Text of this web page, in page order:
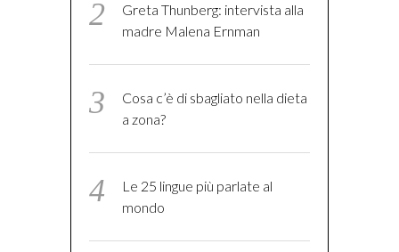
Greta Thunberg: intervista alla
madre Malena Ernman
Cosa c’è di sbagliato nella dieta
a zona?
Le 25 lingue più parlate al
mondo